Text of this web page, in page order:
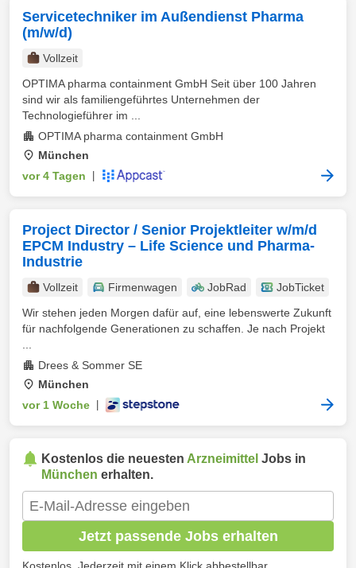
Servicetechniker im Außendienst Pharma
(m/w/d)
Vollzeit
OPTIMA pharma containment GmbH Seit über 100 Jahren
sind wir als familiengeführtes Unternehmen der
Technologieführer im ...
OPTIMA pharma containment GmbH
München
vor 4 Tagen
Project Director / Senior Projektleiter w/m/d
EPCM Industry – Life Science und Pharma-
Industrie
Vollzeit Firmenwagen JobRad
JobTicket
Wir stehen jeden Morgen dafür auf, eine lebenswerte Zukunft
für nachfolgende Generationen zu schaffen. Je nach Projekt
Drees & Sommer SE
München
vor 1 Woche
Kostenlos die neuesten Arzneimittel Jobs in
München erhalten.
Jetzt passende Jobs erhalten